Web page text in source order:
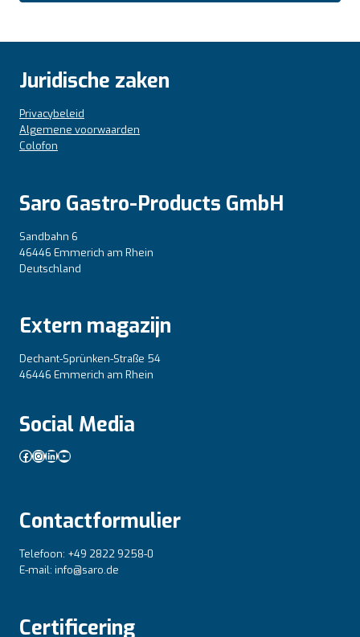
Juridische zaken
Privacybeleid
Algemene voorwaarden
Colofon
Saro Gastro-Products GmbH
Sandbahn 6
46446 Emmerich am Rhein
Deutschland
Extern magazijn
Dechant-Sprünken-Straße 54
46446 Emmerich am Rhein
Social Media
Facebook
Instagram
LinkedIn
YouTube
Contactformulier
Telefoon: +49 2822 9258-0
E-mail: info@saro.de
Certificering